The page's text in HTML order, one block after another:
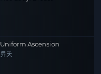
Ascension
天